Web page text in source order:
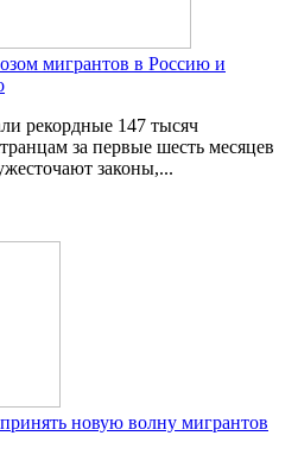
мигрантов в Россию и
рекордные 147 тысяч
за первые шесть месяцев
законы,...
новую волну мигрантов